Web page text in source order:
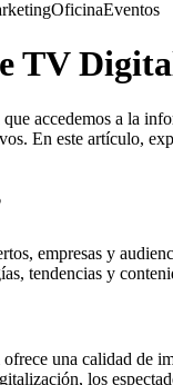
OficinaEventos
TV
accedemos a la
En este artículo,
empresas y
tendencias y
una calidad de
los